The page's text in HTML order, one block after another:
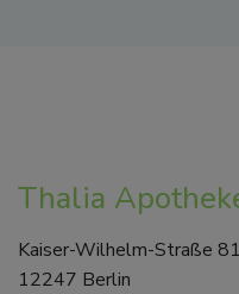
Thalia
Kaiser-Wilhelm-Straße 81
12247 Berlin